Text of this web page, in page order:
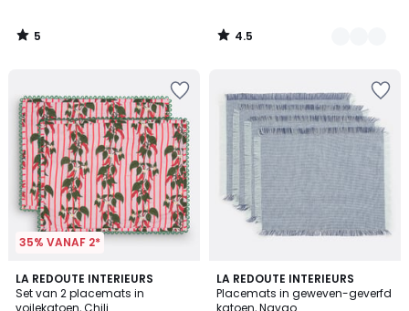
5
/
4.5
/
35% VANAF 2*
LA REDOUTE INTERIEURS
Set van 2 placemats in
voilekatoen, Chili
3.5
/ 5
LA REDOUTE INTERIEURS
Placemats in geweven-geverfd
katoen, Navao
5
/
5
3
Kleuren